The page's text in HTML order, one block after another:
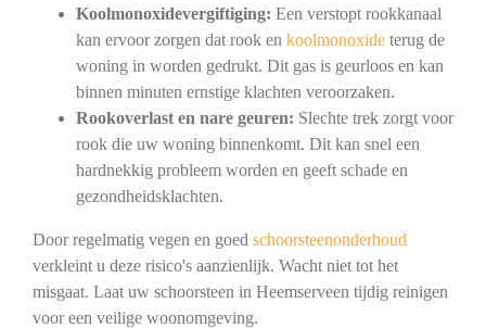
Koolmonoxidevergiftiging: Een verstopt rookkanaal
kan ervoor zorgen dat rook en koolmonoxideterug de
woning in worden gedrukt. Dit gas is geurloos en kan
binnen minuten ernstige klachten veroorzaken.
Rookoverlast en nare geuren: Slechte trek zorgt voor
rook die uw woning binnenkomt. Dit kan snel een
hardnekkig probleem worden en geeft schade en
gezondheidsklachten.
Door regelmatig vegen en goed schoorsteenonderhoud
verkleint u deze risico's aanzienlijk. Wacht niet tot het
misgaat. Laat uw schoorsteen in Heemserveen tijdig reinigen
voor een veilige woonomgeving.